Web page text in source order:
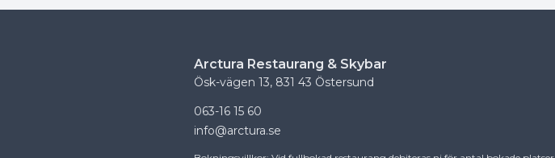
Arctura Restaurang & Skybar
Ösk-vägen 13, 831 43 Östersund
063-16 15 60
info@arctura.se